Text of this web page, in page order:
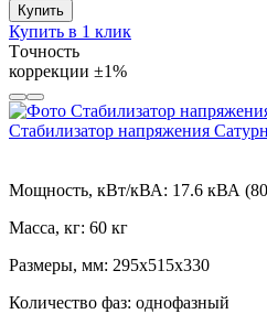
Купить
Купить в 1 клик
Tочность
коррекции ±1%
Стабилизатор напряжения
Мощность, кВт/кВА: 17.6 кВА
Масса, кг: 60 кг
Размеры, мм: 295х515х330
Количество фаз: однофазный